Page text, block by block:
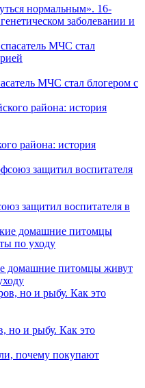
нормальным». 16-
заболевании и
МЧС стал блогером с
района: история
защитил воспитателя в
домашние питомцы живут
но и рыбу. Как это